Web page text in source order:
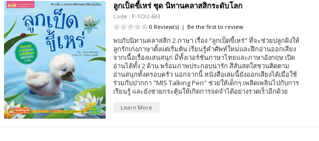
ลูกเป็ดขี้เหร่ ชุด นิทานคลาสสิกระดับโลก
Code : P-YOU-693
0 Review(s) | Be the first to review
พบกับนิทานคลาสสิก 2 ภาษา เรื่อง "ลูกเป็ดขี้เหร่" ที่จะช่วยปลูกฝังให้
ลูกรักเก่งภาษาตั้งแต่เริ่มต้น เรียนรู้คำศัพท์ใหม่และฝึกอ่านออกเสียง
จากเนื้อเรื่องแสนสนุก มีทั้งเวอร์ชันภาษาไทยและภาษาอังกฤษ เปิด
อ่านได้ทั้ง 2 ด้าน พร้อมภาพประกอบน่ารัก สีสันสดใสชวนติดตาม
อ่านสนุกทั้งครอบครัว นอกจากนี้ หนังสือเล่มนี้ยังออกเสียงได้เมื่อใช้
ร่วมกับปากกา "MIS Talking Pen" ช่วยให้เด็กๆ เพลิดเพลินไปกับการ
เรียนรู้ และยังช่วยกระตุ้นให้เกิดการจดจำได้อย่างรวดเร็วอีกด้วย
Learn More